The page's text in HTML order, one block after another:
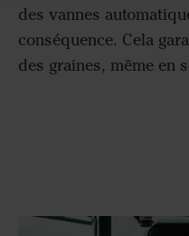
des vannes
conséquence. Cela
des graines, même en